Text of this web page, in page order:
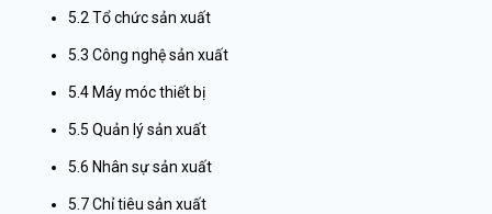
5.2 Tổ chức sản xuất
5.3 Công nghệ sản xuất
5.4 Máy móc thiết bị
5.5 Quản lý sản xuất
5.6 Nhân sự sản xuất
5.7 Chỉ tiêu sản xuất